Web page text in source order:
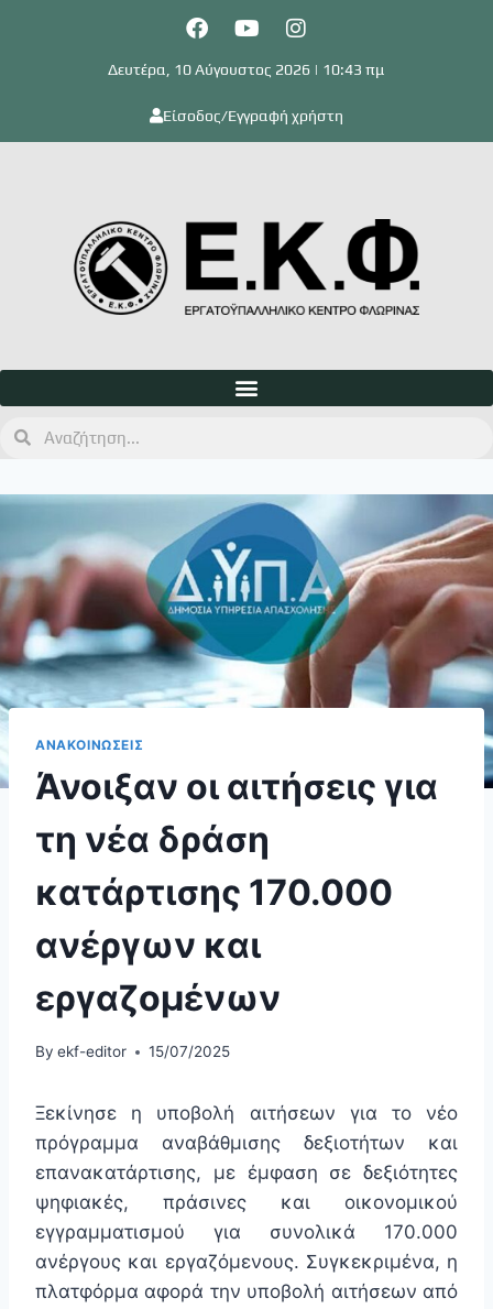
Δευτέρα, 10 Αύγουστος 2026 | 10:43 πμ
Είσοδος/Εγγραφή χρήστη
ΑΝΑΚΟΙΝΩΣΕΙΣ
Άνοιξαν οι αιτήσεις για
τη νέα δράση
κατάρτισης 170.000
ανέργων και
εργαζομένων
By ekf-editor 15/07/2025
Ξεκίνησε η υποβολή αιτήσεων για το νέο
πρόγραμμα αναβάθμισης δεξιοτήτων και
επανακατάρτισης, με έμφαση σε δεξιότητες
ψηφιακές, πράσινες και οικονομικού
εγγραμματισμού για συνολικά 170.000
ανέργους και εργαζόμενους. Συγκεκριμένα, η
πλατφόρμα αφορά την υποβολή αιτήσεων από